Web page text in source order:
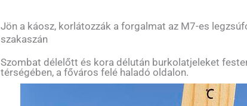
Jön a káosz, korlátozzák a forgalmat az M7-es
szakaszán
Szombat délelőtt és kora délután burkolatjeleket
térségében, a főváros felé haladó oldalon.